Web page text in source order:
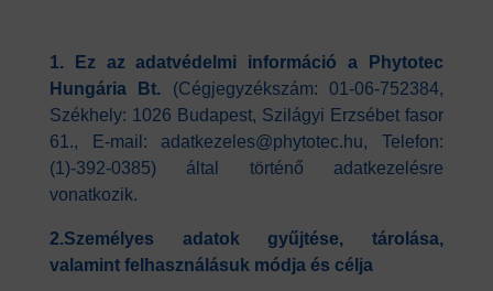
1. Ez az adatvédelmi információ a Phytotec
Hungária Bt. (Cégjegyzékszám: 01-06-752384,
Székhely: 1026 Budapest, Szilágyi Erzsébet fasor
61., E-mail: adatkezeles@phytotec.hu, Telefon:
(1)-392-0385) által történő adatkezelésre
vonatkozik.
2.Személyes adatok gyűjtése, tárolása,
valamint felhasználásuk módja és célja